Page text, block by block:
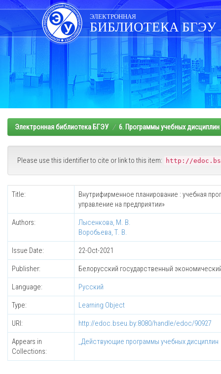
Skip
navigation
ЭЛЕКТРОННАЯ
БИБЛИОТЕКА БГЭУ
Электронная библиотека БГЭУ 6. Программы учебных
Please use this identifier to cite or link to this item: http://
Title:
Внутрифирменное планирование : учебная
управление на предприятии»
Authors:
Лысенкова, М. В.
Воробьева, Т. В.
Issue Date: 22-Oct-2021
Publisher: Белорусский государственный
Language: Русский
Type: Learning Object
URI: http://edoc.bseu.by:8080/handle/edoc/90927
Appears in
Collections:
_Действующие программы учебных дисциплин